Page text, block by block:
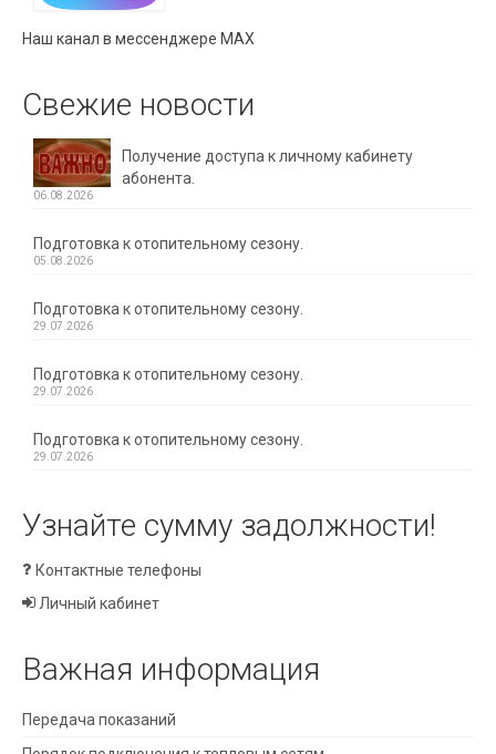
Наш канал в мессенджере MAX
Свежие новости
Получение доступа к личному кабинету
абонента.
06.08.2026
Подготовка к отопительному сезону.
05.08.2026
Подготовка к отопительному сезону.
29.07.2026
Подготовка к отопительному сезону.
29.07.2026
Подготовка к отопительному сезону.
29.07.2026
Узнайте сумму задолжности!
Контактные телефоны
Личный кабинет
Важная информация
Передача показаний